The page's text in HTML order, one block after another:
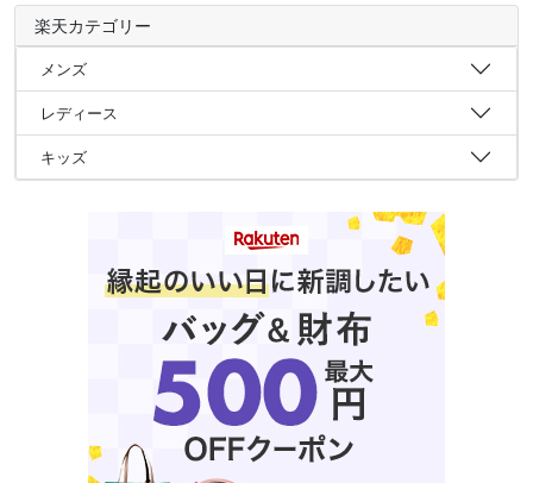
楽天カテゴリー
メンズ
レディース
キッズ